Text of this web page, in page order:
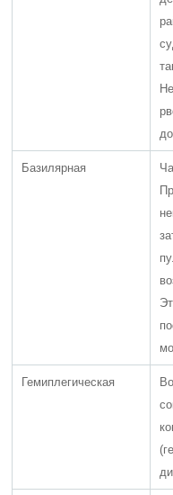
Базилярная
Гемиплегическая